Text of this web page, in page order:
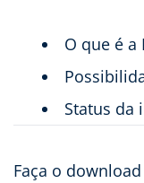
O que é a
Status da
Faça o